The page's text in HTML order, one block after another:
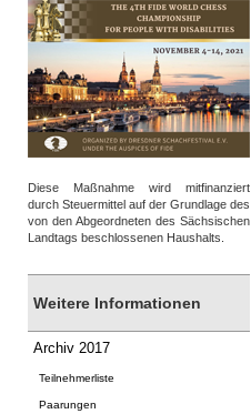
Diese Maßnahme wird mitfinanziert
durch Steuermittel auf der Grundlage des
von den Abgeordneten des Sächsischen
Landtags beschlossenen Haushalts.
Weitere Informationen
Archiv 2017
Teilnehmerliste
Paarungen